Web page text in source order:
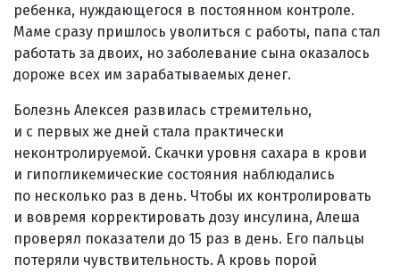
ребенка, нуждающегося в постоянном контроле.
Маме сразу пришлось уволиться с работы, папа стал
работать за двоих, но заболевание сына оказалось
дороже всех им зарабатываемых денег.
Болезнь Алексея развилась стремительно,
и с первых же дней стала практически
неконтролируемой. Скачки уровня сахара в крови
и гипогликемические состояния наблюдались
по несколько раз в день. Чтобы их контролировать
и вовремя корректировать дозу инсулина, Алеша
проверял показатели до 15 раз в день. Его пальцы
потеряли чувствительность. А кровь порой